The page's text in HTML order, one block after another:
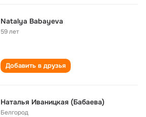
Natalya Babayeva
59 лет
Добавить в друзья
Наталья Иваницкая (Бабаева)
Белгород